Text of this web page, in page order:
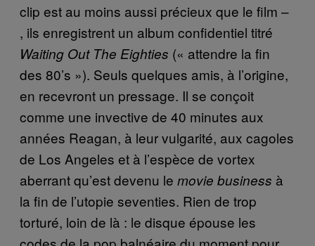
clip est au moins aussi précieux que le film –
, ils enregistrent un album confidentiel titré
Waiting Out The Eighties (« attendre la fin
des 80’s »). Seuls quelques amis, à l’origine,
en recevront un pressage. Il se conçoit
comme une invective de 40 minutes aux
années Reagan, à leur vulgarité, aux cagoles
de Los Angeles et à l’espèce de vortex
aberrant qu’est devenu le movie business à
la fin de l’utopie seventies. Rien de trop
torturé, loin de là : le disque épouse les